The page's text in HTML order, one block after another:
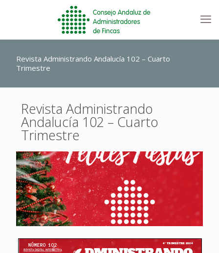
Revista Administrando Andalucía 102 – Cuarto
Trimestre
Revista Administrando
Andalucía 102 – Cuarto
Trimestre